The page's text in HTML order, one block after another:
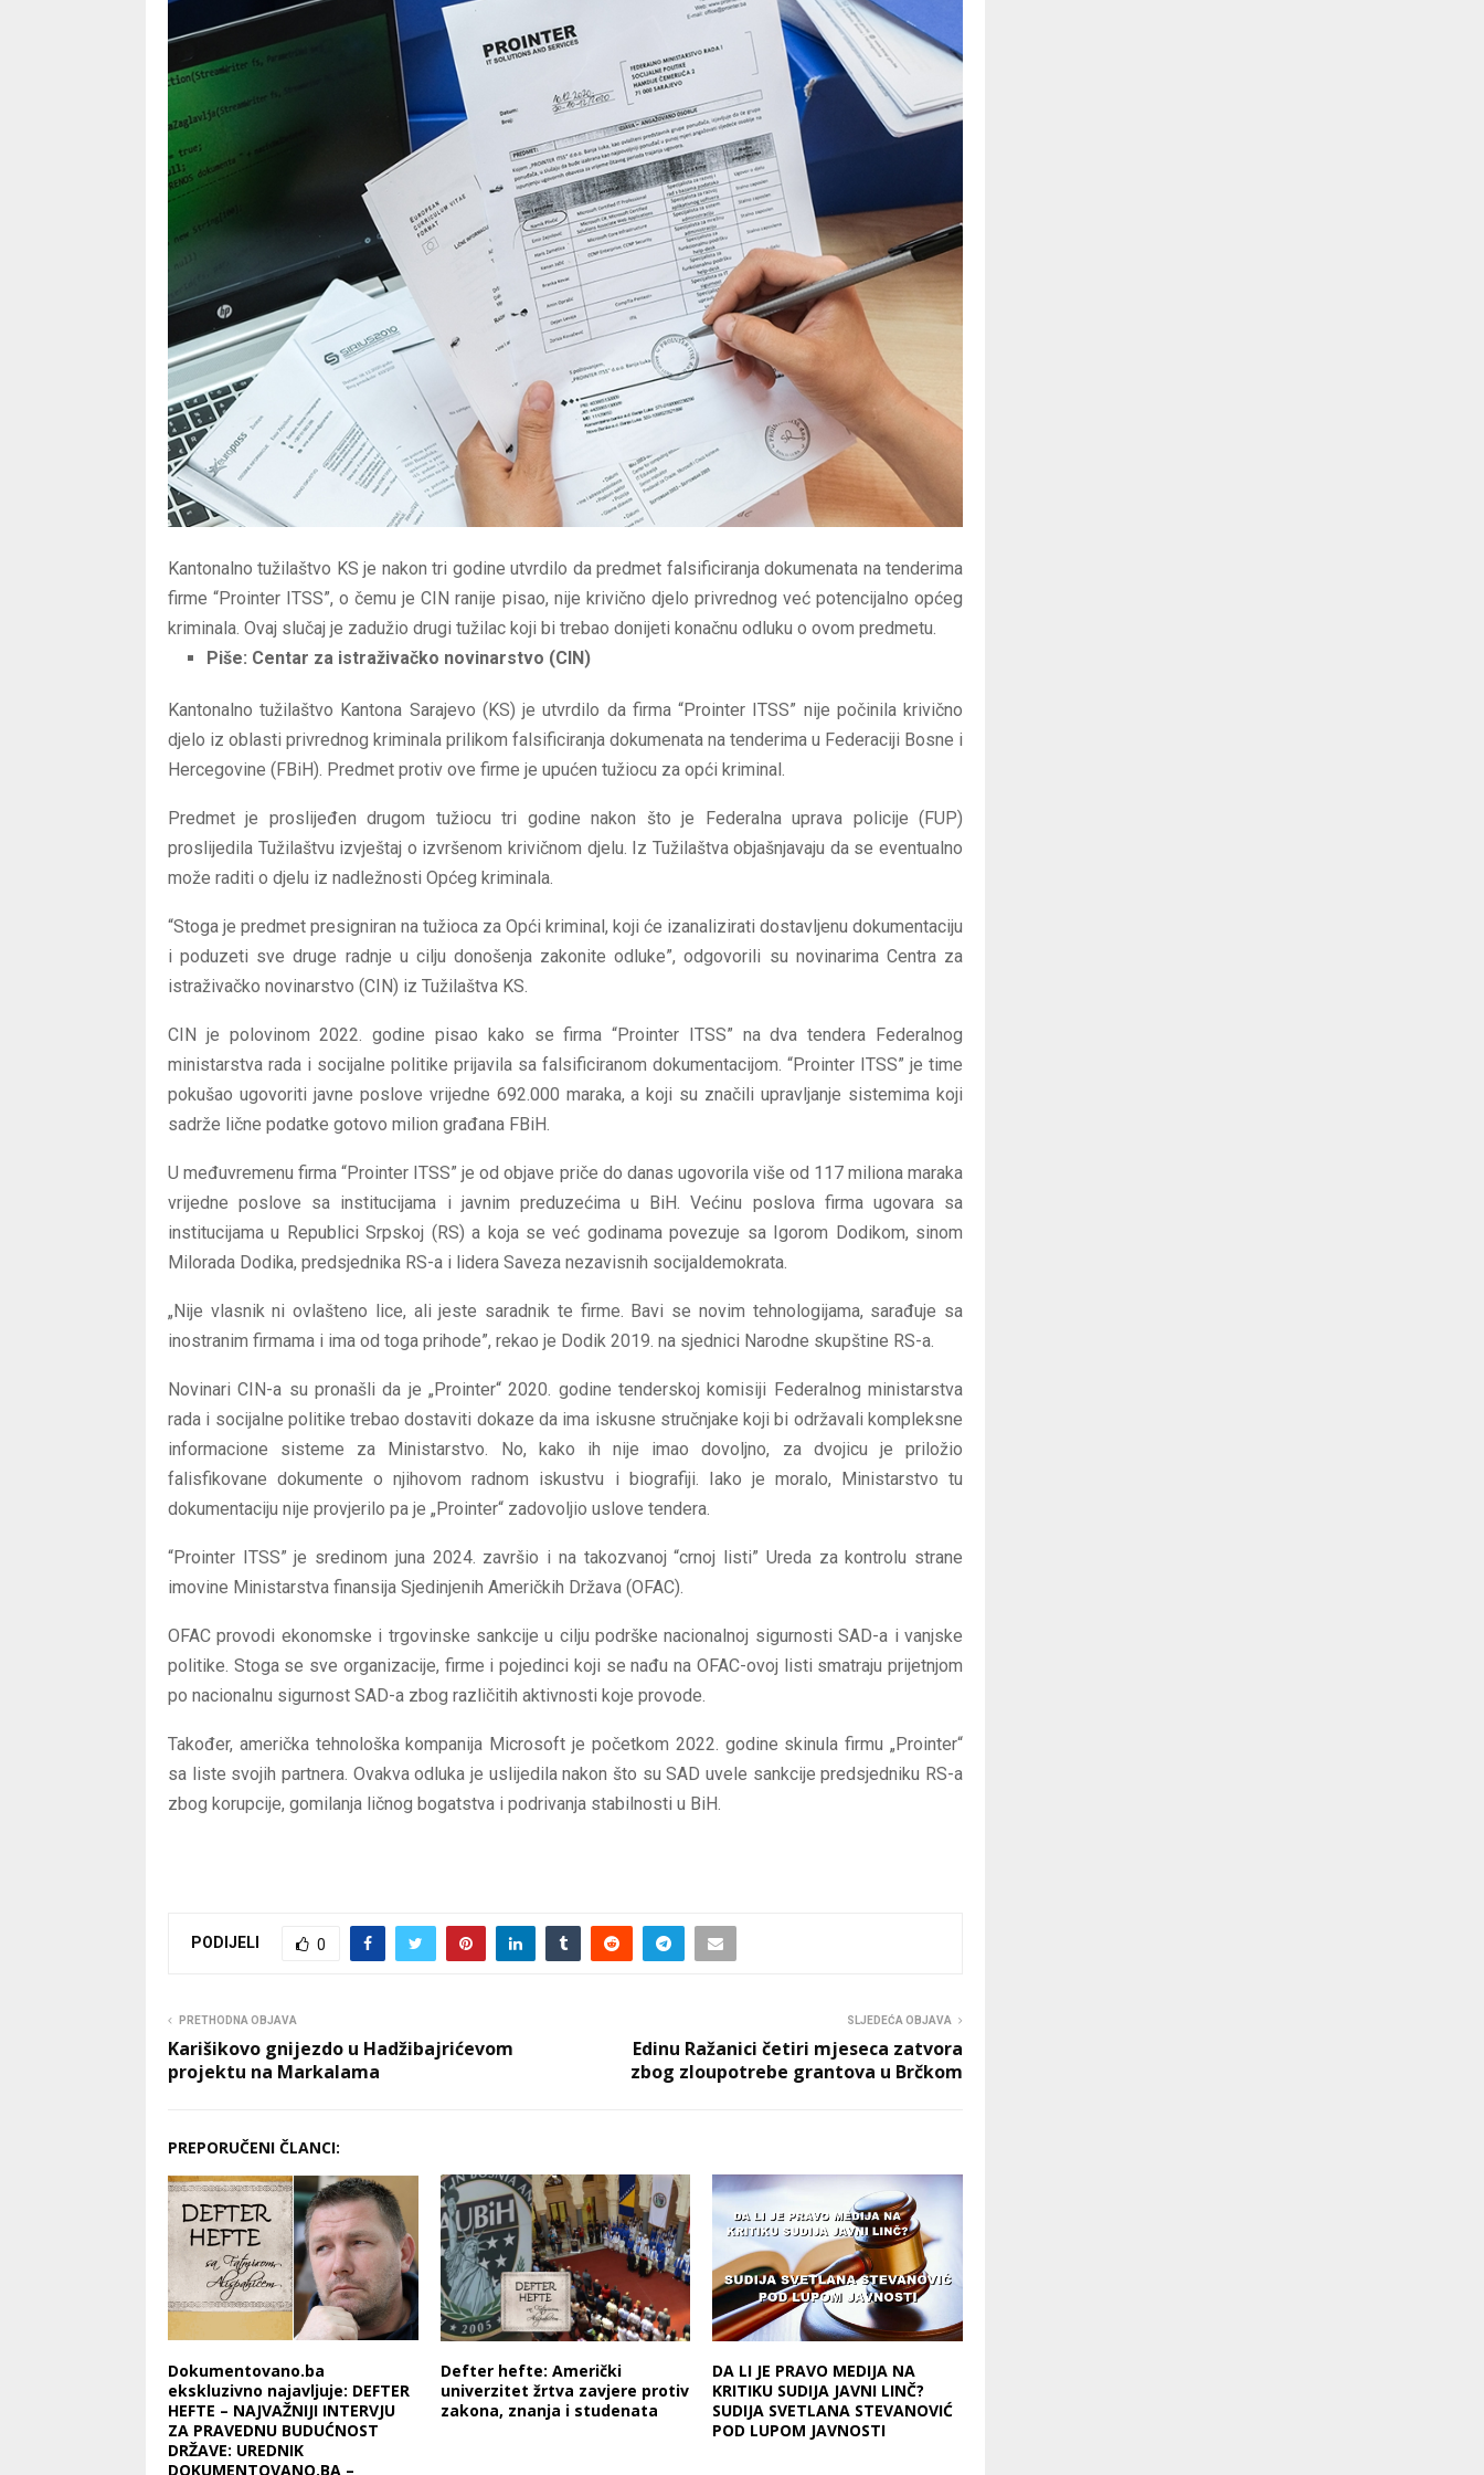
Kantonalno tužilaštvo KS je nakon tri godine utvrdilo da predmet falsificiranja dokumenata na tenderima
firme “Prointer ITSS”, o čemu je CIN ranije pisao, nije krivično djelo privrednog već potencijalno općeg
kriminala. Ovaj slučaj je zadužio drugi tužilac koji bi trebao donijeti konačnu odluku o ovom predmetu.
Piše: Centar za istraživačko novinarstvo (CIN)
Kantonalno tužilaštvo Kantona Sarajevo (KS) je utvrdilo da firma “Prointer ITSS” nije počinila krivično
djelo iz oblasti privrednog kriminala prilikom falsificiranja dokumenata na tenderima u Federaciji Bosne i
Hercegovine (FBiH). Predmet protiv ove firme je upućen tužiocu za opći kriminal.
Predmet je proslijeđen drugom tužiocu tri godine nakon što je Federalna uprava policije (FUP)
proslijedila Tužilaštvu izvještaj o izvršenom krivičnom djelu. Iz Tužilaštva objašnjavaju da se eventualno
može raditi o djelu iz nadležnosti Općeg kriminala.
“Stoga je predmet presigniran na tužioca za Opći kriminal, koji će izanalizirati dostavljenu dokumentaciju
i poduzeti sve druge radnje u cilju donošenja zakonite odluke”, odgovorili su novinarima Centra za
istraživačko novinarstvo (CIN) iz Tužilaštva KS.
CIN je polovinom 2022. godine pisao kako se firma “Prointer ITSS” na dva tendera Federalnog
ministarstva rada i socijalne politike prijavila sa falsificiranom dokumentacijom. “Prointer ITSS” je time
pokušao ugovoriti javne poslove vrijedne 692.000 maraka, a koji su značili upravljanje sistemima koji
sadrže lične podatke gotovo milion građana FBiH.
U međuvremenu firma “Prointer ITSS” je od objave priče do danas ugovorila više od 117 miliona maraka
vrijedne poslove sa institucijama i javnim preduzećima u BiH. Većinu poslova firma ugovara sa
institucijama u Republici Srpskoj (RS) a koja se već godinama povezuje sa Igorom Dodikom, sinom
Milorada Dodika, predsjednika RS-a i lidera Saveza nezavisnih socijaldemokrata.
„Nije vlasnik ni ovlašteno lice, ali jeste saradnik te firme. Bavi se novim tehnologijama, sarađuje sa
inostranim firmama i ima od toga prihode”, rekao je Dodik 2019. na sjednici Narodne skupštine RS-a.
Novinari CIN-a su pronašli da je „Prointer“ 2020. godine tenderskoj komisiji Federalnog ministarstva
rada i socijalne politike trebao dostaviti dokaze da ima iskusne stručnjake koji bi održavali kompleksne
informacione sisteme za Ministarstvo. No, kako ih nije imao dovoljno, za dvojicu je priložio
falisfikovane dokumente o njihovom radnom iskustvu i biografiji. Iako je moralo, Ministarstvo tu
dokumentaciju nije provjerilo pa je „Prointer“ zadovoljio uslove tendera.
“Prointer ITSS” je sredinom juna 2024. završio i na takozvanoj “crnoj listi” Ureda za kontrolu strane
imovine Ministarstva finansija Sjedinjenih Američkih Država (OFAC).
OFAC provodi ekonomske i trgovinske sankcije u cilju podrške nacionalnoj sigurnosti SAD-a i vanjske
politike. Stoga se sve organizacije, firme i pojedinci koji se nađu na OFAC-ovoj listi smatraju prijetnjom
po nacionalnu sigurnost SAD-a zbog različitih aktivnosti koje provode.
Također, američka tehnološka kompanija Microsoft je početkom 2022. godine skinula firmu „Prointer“
sa liste svojih partnera. Ovakva odluka je uslijedila nakon što su SAD uvele sankcije predsjedniku RS-a
zbog korupcije, gomilanja ličnog bogatstva i podrivanja stabilnosti u BiH.
PODIJELI 0
PRETHODNA OBJAVA
Karišikovo gnijezdo u Hadžibajrićevom
projektu na Markalama
SLJEDEĆA OBJAVA
Edinu Ražanici četiri mjeseca zatvora
zbog zloupotrebe grantova u Brčkom
PREPORUČENI ČLANCI:
Dokumentovano.ba
ekskluzivno najavljuje: DEFTER
HEFTE – NAJVAŽNIJI INTERVJU
ZA PRAVEDNU BUDUĆNOST
DRŽAVE: UREDNIK
DOKUMENTOVANO.BA –
Defter hefte: Američki
univerzitet žrtva zavjere protiv
zakona, znanja i studenata
DA LI JE PRAVO MEDIJA NA
KRITIKU SUDIJA JAVNI LINČ?
SUDIJA SVETLANA STEVANOVIĆ
POD LUPOM JAVNOSTI